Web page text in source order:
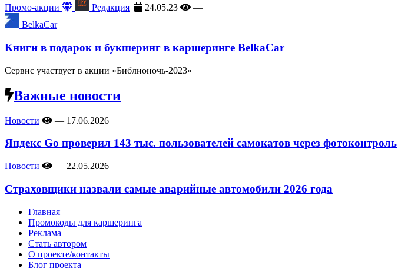
Промо-акции Редакция 24.05.23
—
BelkaCar
Книги в подарок и букшеринг в каршеринге BelkaCar
Сервис участвует в акции «Библионочь-2023»
Важные новости
Новости — 17.06.2026
Яндекс Go проверил 143 тыс. пользователей самокатов через фотоконтроль
Новости — 22.05.2026
Страховщики назвали самые аварийные автомобили 2026 года
Главная
Промокоды для каршеринга
Реклама
Стать автором
О проекте/контакты
Блог проекта